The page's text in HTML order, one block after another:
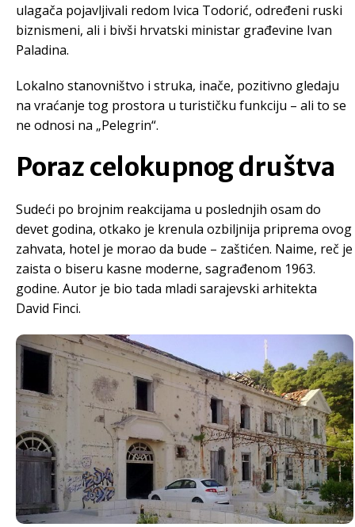
ulagača pojavljivali redom Ivica Todorić, određeni ruski
biznismeni, ali i bivši hrvatski ministar građevine Ivan
Paladina.
Lokalno stanovništvo i struka, inače, pozitivno gledaju
na vraćanje tog prostora u turističku funkciju – ali to se
ne odnosi na „Pelegrin“.
Poraz celokupnog društva
Sudeći po brojnim reakcijama u poslednjih osam do
devet godina, otkako je krenula ozbiljnija priprema ovog
zahvata, hotel je morao da bude – zaštićen. Naime, reč je
zaista o biseru kasne moderne, sagrađenom 1963.
godine. Autor je bio tada mladi sarajevski arhitekta
David Finci.